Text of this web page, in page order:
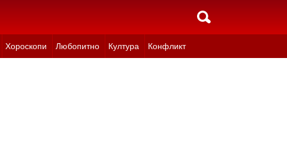
Хороскопи Любопитно Култура Конфликт